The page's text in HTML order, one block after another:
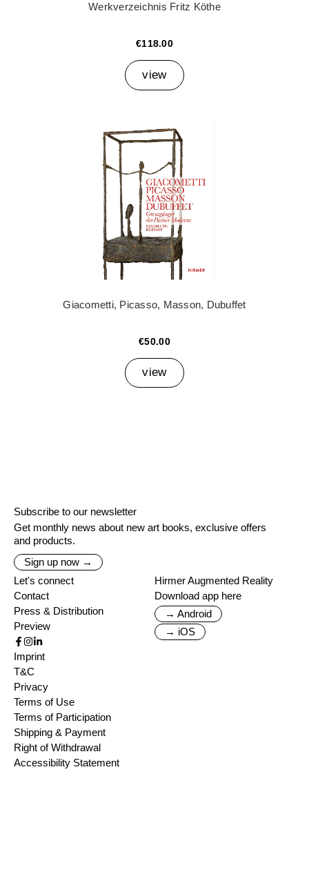
Werkverzeichnis Fritz Köthe
€118.00
view
Giacometti, Picasso, Masson, Dubuffet
€50.00
view
Subscribe to our newsletter
Get monthly news about new art books, exclusive offers
and products.
Sign up now →
Let's connect
Contact
Press & Distribution
Preview
Hirmer Augmented Reality
Download app here
→ Android
→ iOS
Imprint
T&C
Privacy
Terms of Use
Terms of Participation
Shipping & Payment
Right of Withdrawal
Accessibility Statement